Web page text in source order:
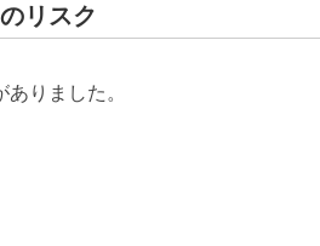
リスク
りました。